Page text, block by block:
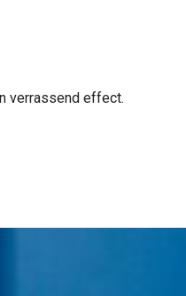
verrassend effect.